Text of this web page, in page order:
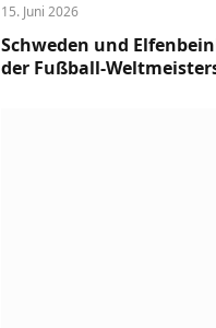
15. Juni 2026
Schweden und
der Fußball-